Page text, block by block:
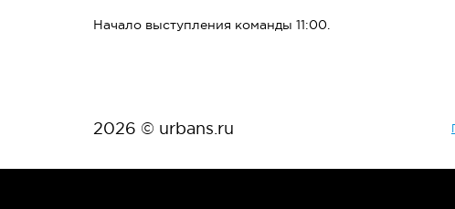
Начало выступления команды 11:00.
2026 © urbans.ru